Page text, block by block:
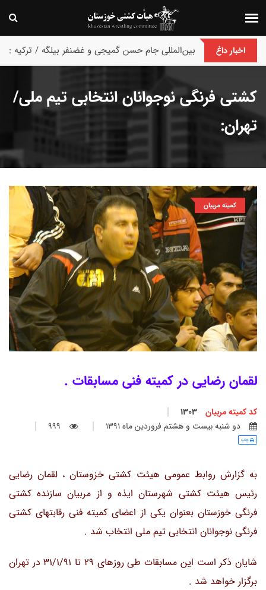
اخبار داغ
پایان رقابت های بین‌المللی جام حسن گمیجی و غضنفر بیلگه / ترکیه :
کشتی فرنگی نوجوانان انتخابی تیم ملی/
تهران:
کمیته مربیان
لقمان رضایی در کمیته فنی مسابقات .
کد کمیته مربیان
دو شنبه بيست و هشتم فروردين ماه 1391
999
چاپ
به گزارش روابط عمومی هیئت کشتی خزوستان ، لقمان رضایی
رئیس هیئت کشتی شهرستان ایذه و از مربیان سازنده کشتی
فرنگی خوزستان بعنوان یکی از اعضای کمیته فنی رقابتهای کشتی
فرنگی نوجوانان انتخابی تیم ملی انتخاب شد .
شایان ذکر است این مسابقات طی روزهای 29 تا 31/1/91 در تهران
برگزار خواهد شد .